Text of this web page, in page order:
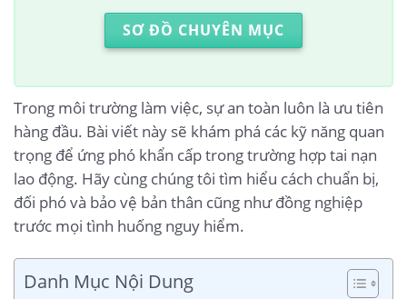
SƠ ĐỒ CHUYÊN MỤC
Trong môi trường làm việc, sự an toàn luôn là ưu tiên
hàng đầu. Bài viết này sẽ khám phá các kỹ năng quan
trọng để ứng phó khẩn cấp trong trường hợp tai nạn
lao động. Hãy cùng chúng tôi tìm hiểu cách chuẩn bị,
đối phó và bảo vệ bản thân cũng như đồng nghiệp
trước mọi tình huống nguy hiểm.
Danh Mục Nội Dung